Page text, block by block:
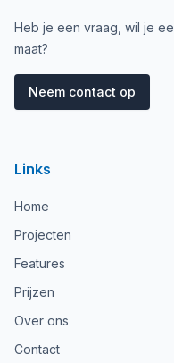
Heb je een vraag, wil je
maat?
Neem contact op
Links
Home
Projecten
Features
Prijzen
Over ons
Contact